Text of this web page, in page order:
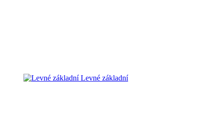
Levné základní